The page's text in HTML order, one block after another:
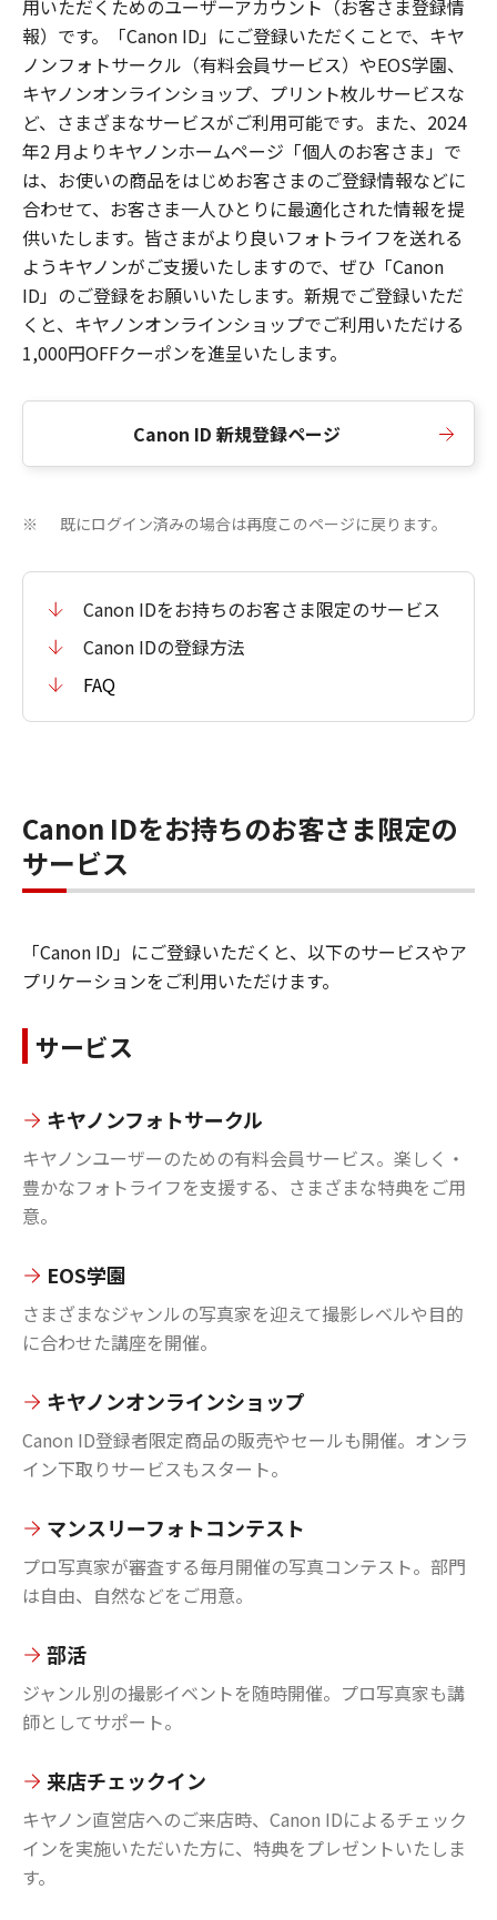
用いただくためのユーザーアカウント（お客さま登録情
報）です。「Canon ID」にご登録いただくことで、キヤ
ノンフォトサークル（有料会員サービス）やEOS学園、
キヤノンオンラインショップ、プリント枚ルサービスな
ど、さまざまなサービスがご利用可能です。また、2024
年2 月よりキヤノンホームページ「個人のお客さま」で
は、お使いの商品をはじめお客さまのご登録情報などに
合わせて、お客さま一人ひとりに最適化された情報を提
供いたします。皆さまがより良いフォトライフを送れる
ようキヤノンがご支援いたしますので、ぜひ「Canon
ID」のご登録をお願いいたします。新規でご登録いただ
くと、キヤノンオンラインショップでご利用いただける
1,000円OFFクーポンを進呈いたします。
Canon ID 新規登録ページ
※ 既にログイン済みの場合は再度このページに戻ります。
Canon IDをお持ちのお客さま限定のサービス
Canon IDの登録方法
FAQ
Canon IDをお持ちのお客さま限定の
サービス
「Canon ID」にご登録いただくと、以下のサービスやア
プリケーションをご利用いただけます。
サービス
キヤノンフォトサークル
キヤノンユーザーのための有料会員サービス。楽しく・
豊かなフォトライフを支援する、さまざまな特典をご用
意。
EOS学園
さまざまなジャンルの写真家を迎えて撮影レベルや目的
に合わせた講座を開催。
キヤノンオンラインショップ
Canon ID登録者限定商品の販売やセールも開催。オンラ
イン下取りサービスもスタート。
マンスリーフォトコンテスト
プロ写真家が審査する毎月開催の写真コンテスト。部門
は自由、自然などをご用意。
部活
ジャンル別の撮影イベントを随時開催。プロ写真家も講
師としてサポート。
来店チェックイン
キヤノン直営店へのご来店時、Canon IDによるチェック
インを実施いただいた方に、特典をプレゼントいたしま
す。